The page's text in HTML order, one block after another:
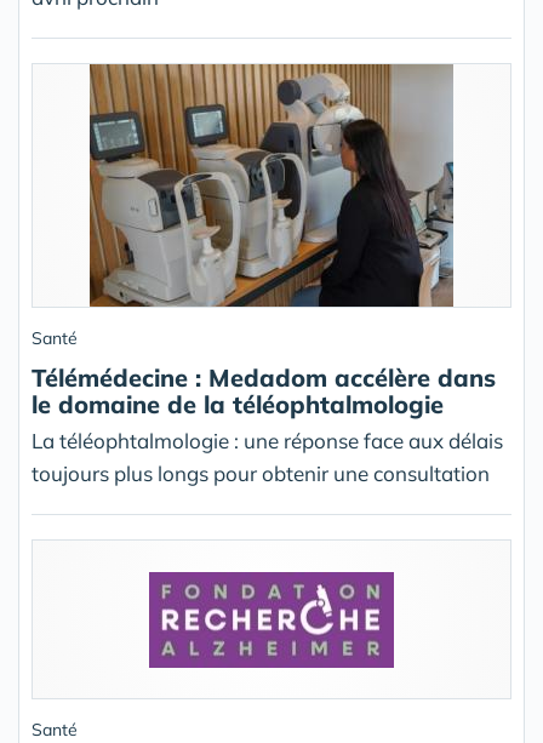
Santé
Télémédecine : Medadom accélère dans
le domaine de la téléophtalmologie
La téléophtalmologie : une réponse face aux délais
toujours plus longs pour obtenir une consultation
Santé